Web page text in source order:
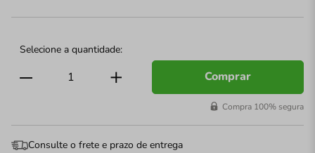
Comprar
Compra 100% segura
Consulte o frete e prazo de entrega